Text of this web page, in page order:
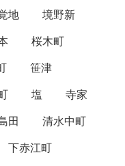
地
境野新
桜木町
笹津
塩
寺家
田
清水中町
下赤江町